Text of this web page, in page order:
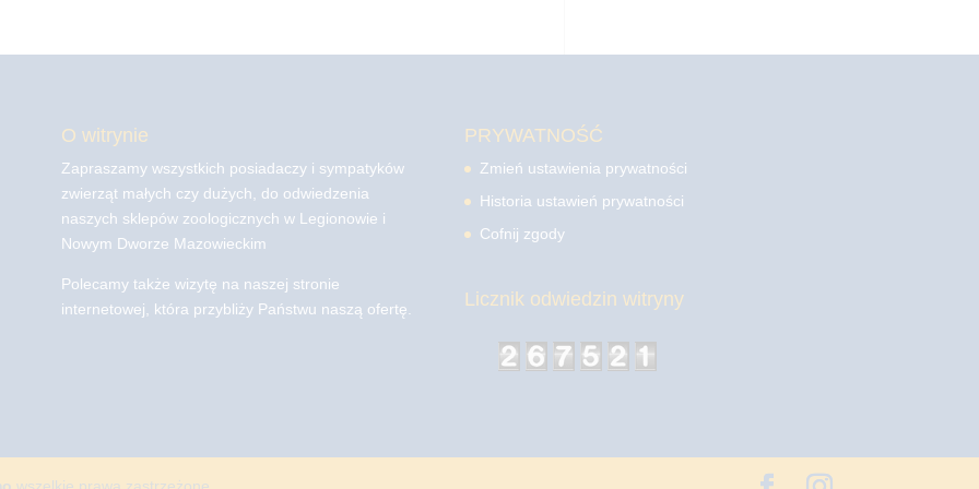
O witrynie
Zapraszamy wszystkich posiadaczy i sympatyków
zwierząt małych czy dużych, do odwiedzenia
naszych sklepów zoologicznych w Legionowie i
Nowym Dworze Mazowieckim
Polecamy także wizytę na naszej stronie
internetowej, która przybliży Państwu naszą ofertę.
PRYWATNOŚĆ
Zmień ustawienia prywatności
Historia ustawień prywatności
Cofnij zgody
Licznik odwiedzin witryny